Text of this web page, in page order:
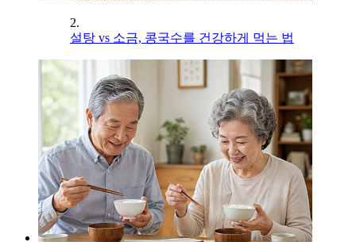
2.
설탕 vs 소금, 콩국수를 건강하게 먹는 법